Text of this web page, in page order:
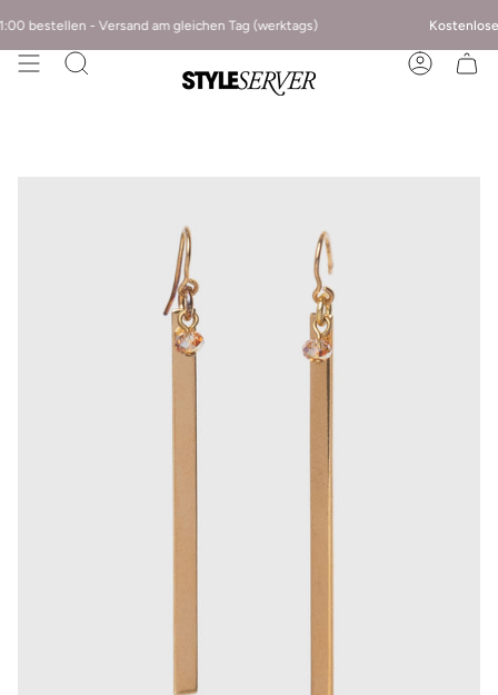
- Versand am gleichen Tag (werktags) Kostenloser